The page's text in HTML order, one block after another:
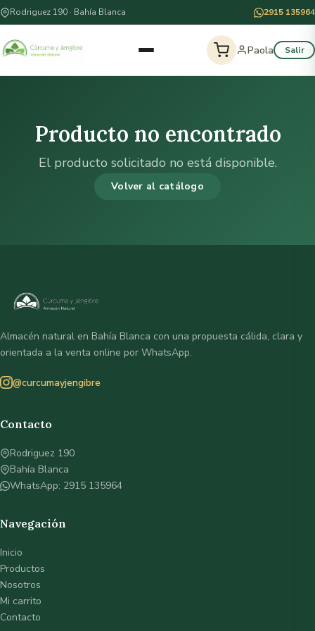
Rodriguez 190 · Bahía Blanca 2915 135964
Paola Salir
Producto no encontrado
El producto solicitado no está disponible.
Volver al catálogo
Almacén natural en Bahía Blanca con una propuesta cálida, clara y
orientada a la venta online por WhatsApp.
@curcumayjengibre
Contacto
Rodriguez 190
Bahía Blanca
WhatsApp: 2915 135964
Navegación
Inicio
Productos
Nosotros
Mi carrito
Contacto